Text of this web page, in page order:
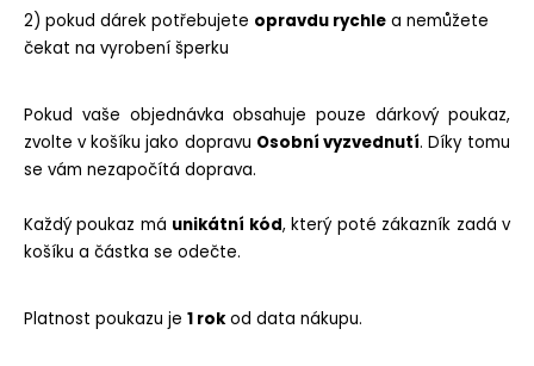
2) pokud dárek potřebujete opravdu rychle a nemůžete
čekat na vyrobení šperku
Pokud vaše objednávka obsahuje pouze dárkový poukaz,
zvolte v košíku jako dopravu Osobní vyzvednutí. Díky tomu
se vám nezapočítá doprava.
Každý poukaz má unikátní kód, který poté zákazník zadá v
košíku a částka se odečte.
Platnost poukazu je 1 rokod data nákupu.
D
p
o
r
u
u
j
m